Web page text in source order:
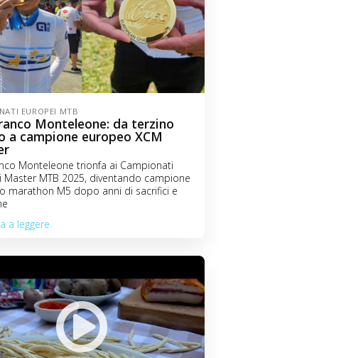
EUROPEI MTB
Monteleone: da terzino
a campione europeo XCM
Monteleone trionfa ai Campionati
Master MTB 2025, diventando campione
marathon M5 dopo anni di sacrifici e
a leggere